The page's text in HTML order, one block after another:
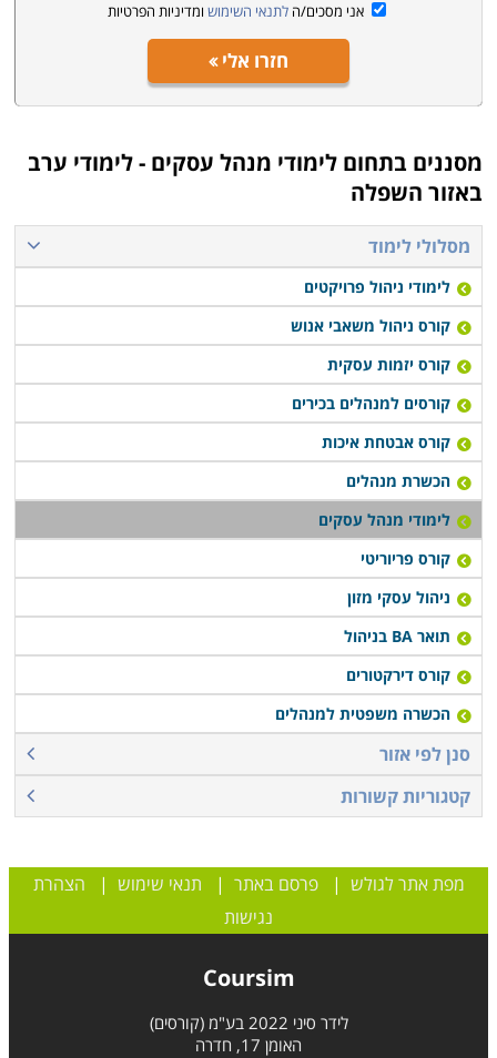
אני מסכים/ה לתנאי השימוש ומדיניות הפרטיות
חזרו אלי
מסננים בתחום לימודי מנהל עסקים - לימודי ערב
באזור השפלה
מסלולי לימוד
לימודי ניהול פרויקטים
קורס ניהול משאבי אנוש
קורס יזמות עסקית
קורסים למנהלים בכירים
קורס אבטחת איכות
הכשרת מנהלים
לימודי מנהל עסקים
קורס פריוריטי
ניהול עסקי מזון
תואר BA בניהול
קורס דירקטורים
הכשרה משפטית למנהלים
סנן לפי אזור
קטגוריות קשורות
מפת אתר לגולש |פרסם באתר | תנאי שימוש | הצהרת
נגישות
Coursim
לידר סיני 2022 בע"מ (קורסים)
האומן 17, חדרה